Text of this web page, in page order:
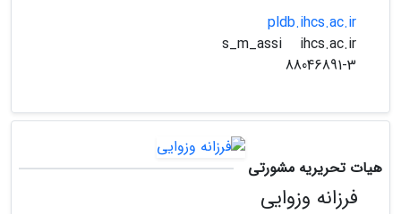
pldb.ihcs.ac.ir
ihcs.ac.ir
هیات تحریریه مشورتی
فرزانه وزوایی